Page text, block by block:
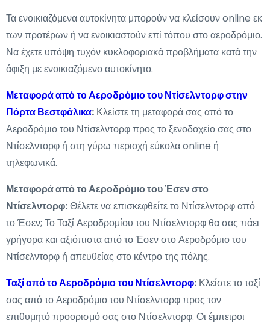
Τα ενοικιαζόμενα αυτοκίνητα μπορούν να κλείσουν online εκ
των προτέρων ή να ενοικιαστούν επί τόπου στο αεροδρόμιο.
Να έχετε υπόψη τυχόν κυκλοφοριακά προβλήματα κατά την
άφιξη με ενοικιαζόμενο αυτοκίνητο.
Μεταφορά από το Αεροδρόμιο του Ντίσελντορφ στην
Πόρτα Βεστφάλικα: Κλείστε τη μεταφορά σας από το
Αεροδρόμιο του Ντίσελντορφ προς το ξενοδοχείο σας στο
Ντίσελντορφ ή στη γύρω περιοχή εύκολα online ή
τηλεφωνικά.
Μεταφορά από το Αεροδρόμιο του Έσεν στο
Ντίσελντορφ:Θέλετε να επισκεφθείτε το Ντίσελντορφ από
το Έσεν; Το Ταξί Αεροδρομίου του Ντίσελντορφ θα σας πάει
γρήγορα και αξιόπιστα από το Έσεν στο Αεροδρόμιο του
Ντίσελντορφ ή απευθείας στο κέντρο της πόλης.
Ταξί από το Αεροδρόμιο του Ντίσελντορφ: Κλείστε το ταξί
σας από το Αεροδρόμιο του Ντίσελντορφ προς τον
επιθυμητό προορισμό σας στο Ντίσελντορφ. Οι έμπειροι